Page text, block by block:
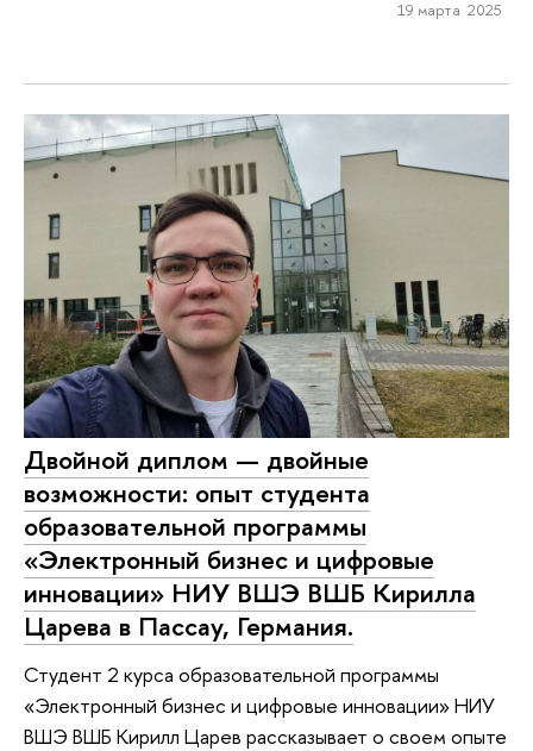
19 марта 2025
Двойной диплом — двойные
возможности: опыт студента
образовательной программы
«Электронный бизнес и цифровые
инновации» НИУ ВШЭ ВШБ Кирилла
Царева в Пассау, Германия.
Студент 2 курса образовательной программы
«Электронный бизнес и цифровые инновации» НИУ
ВШЭ ВШБ Кирилл Царев рассказывает о своем опыте